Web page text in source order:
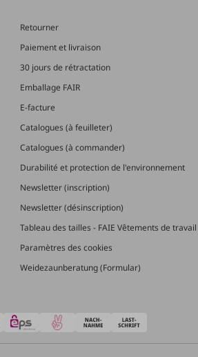
Retourner
Paiement et livraison
30 jours de rétractation
Emballage FAIR
E-facture
Catalogues (à feuilleter)
Catalogues (à commander)
Durabilité et protection de l'environnement
Newsletter (inscription)
Newsletter (désinscription)
Tableau des tailles - FAIE Vêtements de travail
Paramètres des cookies
Weidezaunberatung (Formular)